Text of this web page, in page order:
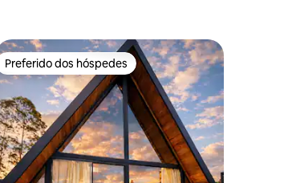
Preferido dos hóspedes
Preferido dos hóspedes